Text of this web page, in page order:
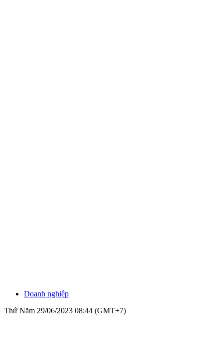
Doanh nghiệp
Thứ Năm 29/06/2023 08:44 (GMT+7)